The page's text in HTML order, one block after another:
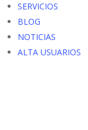
SERVICIOS
BLOG
NOTICIAS
ALTA USUARIOS